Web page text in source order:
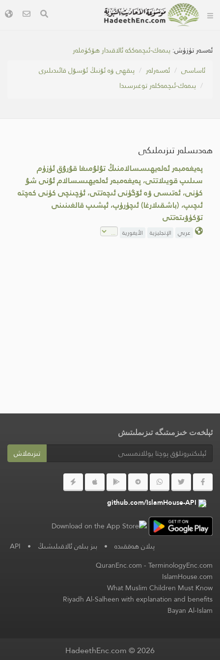
ئەسەر تۈزۈش: يىمەك-ئىچمەككە ئالاقىدار ھۆكۈملەر
ئاساسى
ئەسەرلەر
پىقھى ۋە ئۇنىڭ ئۇسۇل قائىدىلىرى
يىمەك-ئىچمەكلەر توغىرسىدا
ھەدىسلەر تىزىملىكى
پەيغەمبەر ئەلەيھىسسالامنىڭ تۇلۇمىغا قۇرۇق ئۈزۈم
سىلىپ قويىلاتتى، پەيغەمبەر ئەلەيھىسسالام ئۇنى شۇ
كۈنى، ئەتىسى ۋە ئۆگۈنى ئىچەتتى، ئۈچىنچى كۈنى كەچتە
ئىچىپ، (باشقىلارغا) ئىچۈرۈپ، ئېشىپ قالغىنىنى
تۆكۈۋىتەتتى
عربي الإنجليزية الأيغورية
ئېلخەت خىزمىتىگە تىزىملىتىش
تىزىملاش
github.com/IslamHouse-API
پىلان ھەققىدە • بىز بىلەن ئالاقىلىشىڭ •
API
QuranEnc.com-TerminologyEnc.com
IslamHouse.com
What Muslim Children Must Know
Riyadh Al-Salheen with explanation and benefits
Bayan Al-Islam
HadeethEnc.com © 2026